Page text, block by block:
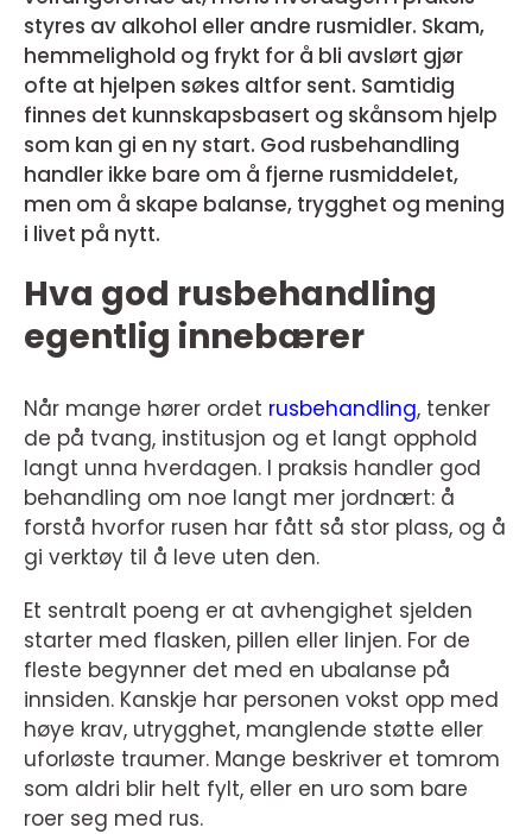
styres av alkohol eller andre rusmidler. Skam,
hemmelighold og frykt for å bli avslørt gjør
ofte at hjelpen søkes altfor sent. Samtidig
finnes det kunnskapsbasert og skånsom hjelp
som kan gi en ny start. God rusbehandling
handler ikke bare om å fjerne rusmiddelet,
men om å skape balanse, trygghet og mening
i livet på nytt.
Hva god rusbehandling
egentlig innebærer
Når mange hører ordet rusbehandling, tenker
de på tvang, institusjon og et langt opphold
langt unna hverdagen. I praksis handler god
behandling om noe langt mer jordnært: å
forstå hvorfor rusen har fått så stor plass, og å
gi verktøy til å leve uten den.
Et sentralt poeng er at avhengighet sjelden
starter med flasken, pillen eller linjen. For de
fleste begynner det med en ubalanse på
innsiden. Kanskje har personen vokst opp med
høye krav, utrygghet, manglende støtte eller
uforløste traumer. Mange beskriver et tomrom
som aldri blir helt fylt, eller en uro som bare
roer seg med rus.